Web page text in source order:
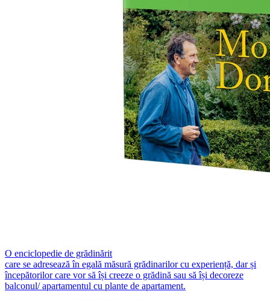
O enciclopedie de grădinărit
care se adresează în egală măsură grădinarilor cu experiență, dar și
începătorilor care vor să își creeze o grădină sau să își decoreze
balconul/ apartamentul cu plante de apartament.